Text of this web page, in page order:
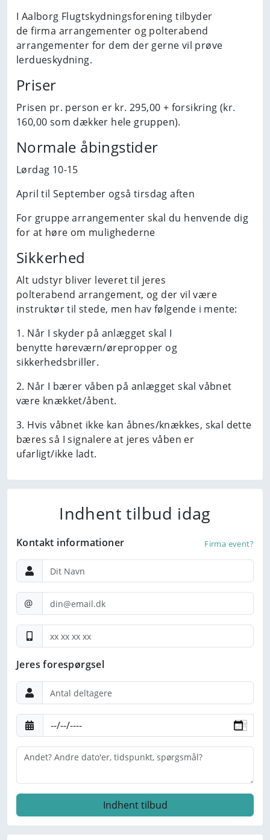
I Aalborg Flugtskydningsforening tilbyder
de firma arrangementer og polterabend
arrangementer for dem der gerne vil prøve
lerdueskydning.
Priser
Prisen pr. person er kr. 295,00 + forsikring (kr.
160,00 som dækker hele gruppen).
Normale åbingstider
Lørdag 10-15
April til September også tirsdag aften
For gruppe arrangementer skal du henvende dig
for at høre om mulighederne
Sikkerhed
Alt udstyr bliver leveret til jeres
polterabend arrangement, og der vil være
instruktør til stede, men hav følgende i mente:
1. Når I skyder på anlægget skal I
benytte høreværn/ørepropper og
sikkerhedsbriller.
2. Når I bærer våben på anlægget skal våbnet
være knækket/åbent.
3. Hvis våbnet ikke kan åbnes/knækkes, skal dette
bæres så I signalere at jeres våben er
ufarligt/ikke ladt.
Indhent tilbud idag
Firma event?
Kontakt informationer
@
Jeres forespørgsel
If you
are a
human,